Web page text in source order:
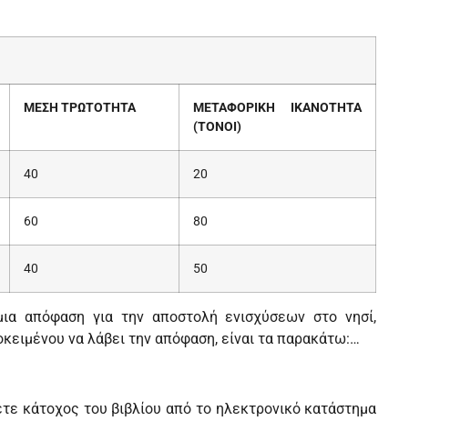
ΜΕΣΗ ΤΡΩΤΟΤΗΤΑ
ΜΕΤΑΦΟΡΙΚΗ ΙΚΑΝΟΤΗΤΑ
(ΤΟΝΟΙ)
40 20
60 80
40 50
απόφαση για την αποστολή ενισχύσεων στο νησί,
να λάβει την απόφαση, είναι τα παρακάτω:…
κάτοχος του βιβλίου από το ηλεκτρονικό κατάστημα